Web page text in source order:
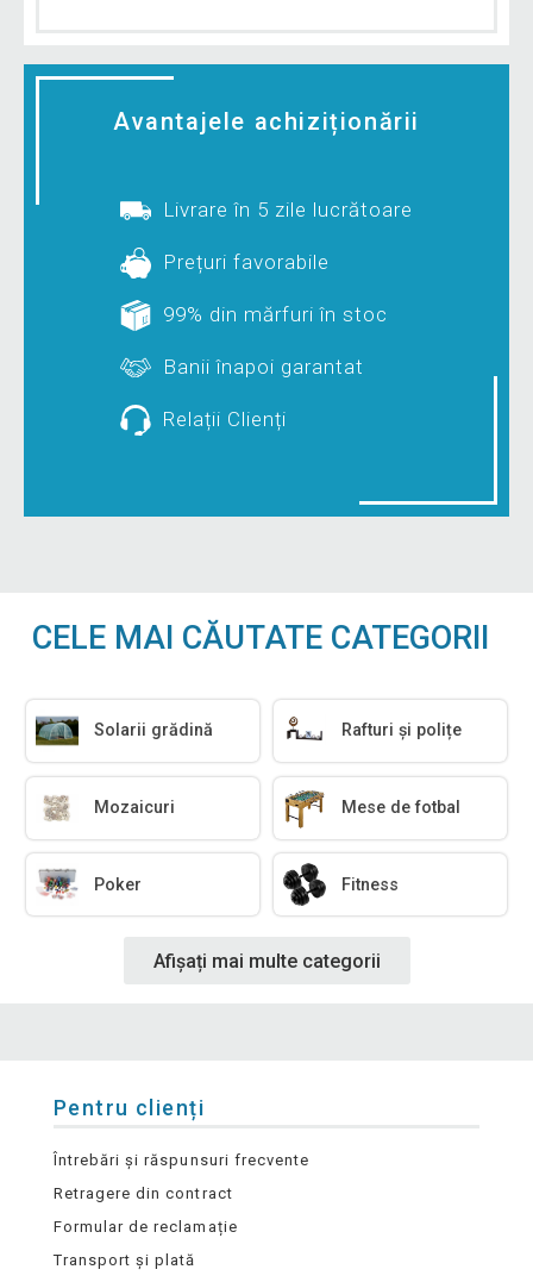
Avantajele achiziționării
Livrare în 5 zile lucrătoare
Prețuri favorabile
99% din mărfuri în stoc
Banii înapoi garantat
Relații Clienți
CELE MAI CĂUTATE CATEGORII
Solarii grădină Rafturi și polițe
Mozaicuri Mese de fotbal
Poker Fitness
Afișați mai multe categorii
Pentru clienți
Întrebări și răspunsuri frecvente
Retragere din contract
Formular de reclamație
Transport și plată